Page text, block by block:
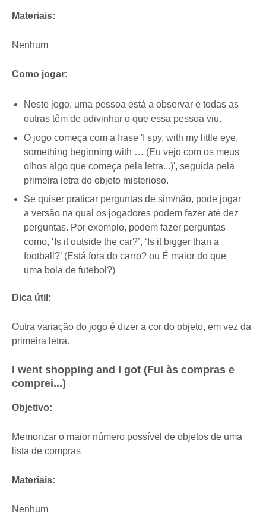
Materiais:
Nenhum
Como jogar:
Neste jogo, uma pessoa está a observar e todas as
outras têm de adivinhar o que essa pessoa viu.
O jogo começa com a frase 'I spy, with my little eye,
something beginning with … (Eu vejo com os meus
olhos algo que começa pela letra...)', seguida pela
primeira letra do objeto misterioso.
Se quiser praticar perguntas de sim/não, pode jogar
a versão na qual os jogadores podem fazer até dez
perguntas. Por exemplo, podem fazer perguntas
como, ‘Is it outside the car?’, ‘Is it bigger than a
football?’ (Está fora do carro? ou É maior do que
uma bola de futebol?)
Dica útil:
Outra variação do jogo é dizer a cor do objeto, em vez da
primeira letra.
I went shopping and I got (Fui às compras e
comprei...)
Objetivo:
Memorizar o maior número possível de objetos de uma
lista de compras
Materiais:
Nenhum